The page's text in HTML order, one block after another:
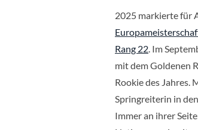
2025 markierte für
Rang 22. Im
mit dem Goldenen
Rookie des Jahres.
Springreiterin in
Immer an ihrer